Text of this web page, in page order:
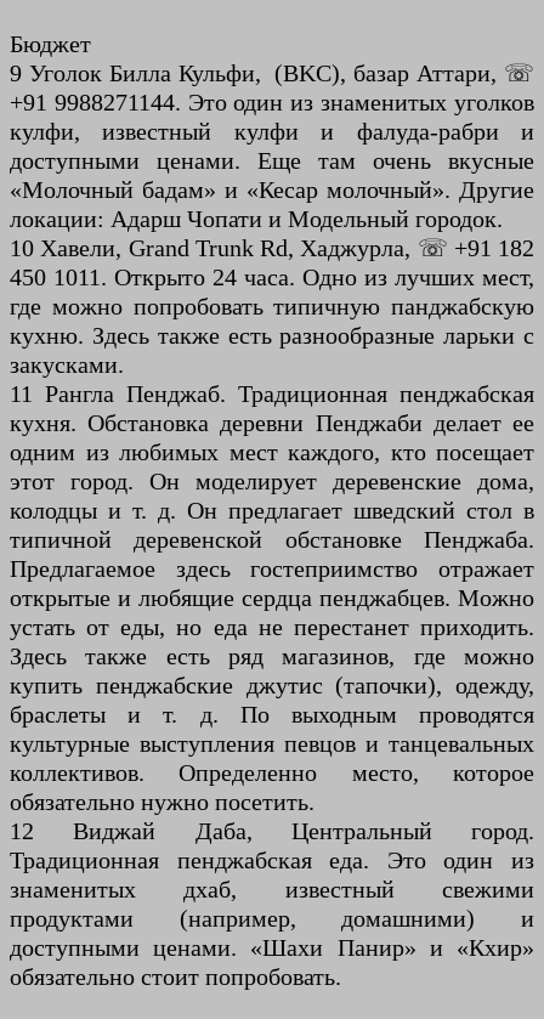
Бюджет
9 Уголок Билла Кульфи, (BKC), базар Аттари, ☏
+91 9988271144. Это один из знаменитых уголков
кулфи, известный кулфи и фалуда-рабри и
доступными ценами. Еще там очень вкусные
«Молочный бадам» и «Кесар молочный». Другие
локации: Адарш Чопати и Модельный городок.
10 Хавели, Grand Trunk Rd, Хаджурла, ☏ +91 182
450 1011. Открыто 24 часа. Одно из лучших мест,
где можно попробовать типичную панджабскую
кухню. Здесь также есть разнообразные ларьки с
закусками.
11 Рангла Пенджаб. Традиционная пенджабская
кухня. Обстановка деревни Пенджаби делает ее
одним из любимых мест каждого, кто посещает
этот город. Он моделирует деревенские дома,
колодцы и т. д. Он предлагает шведский стол в
типичной деревенской обстановке Пенджаба.
Предлагаемое здесь гостеприимство отражает
открытые и любящие сердца пенджабцев. Можно
устать от еды, но еда не перестанет приходить.
Здесь также есть ряд магазинов, где можно
купить пенджабские джутис (тапочки), одежду,
браслеты и т. д. По выходным проводятся
культурные выступления певцов и танцевальных
коллективов. Определенно место, которое
обязательно нужно посетить.
12 Виджай Даба, Центральный город.
Традиционная пенджабская еда. Это один из
знаменитых дхаб, известный свежими
продуктами (например, домашними) и
доступными ценами. «Шахи Панир» и «Кхир»
обязательно стоит попробовать.